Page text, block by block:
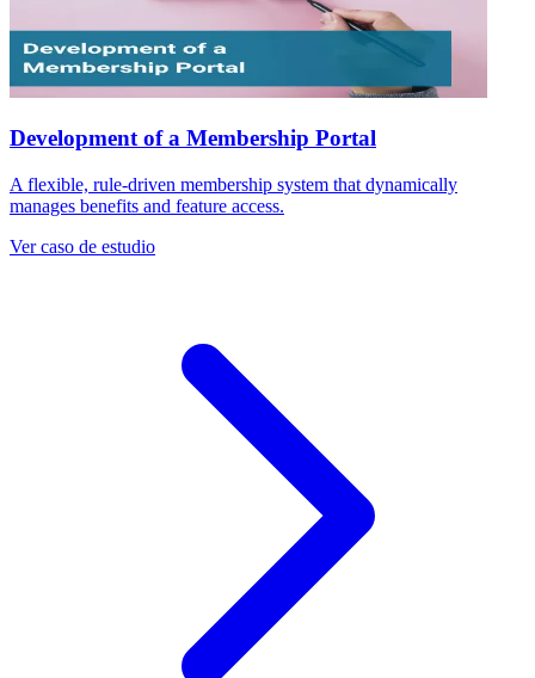
Development of a Membership Portal
A flexible, rule-driven membership system that dynamically
manages benefits and feature access.
Ver caso de estudio